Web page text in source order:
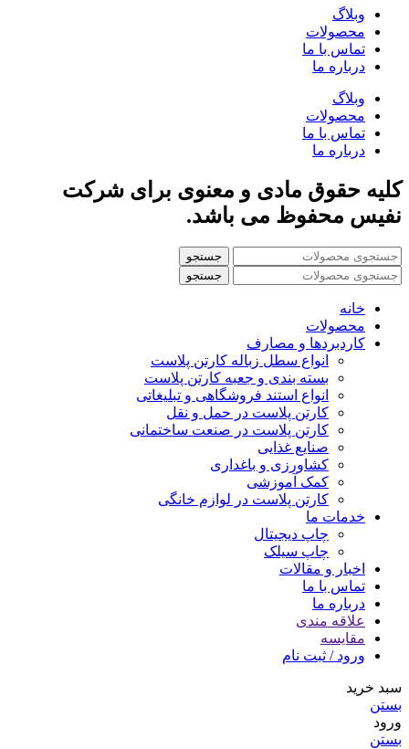
وبلاگ
محصولات
تماس با ما
درباره ما
وبلاگ
محصولات
تماس با ما
درباره ما
کلیه حقوق مادی و معنوی برای شرکت
نفیس محفوظ می باشد.
جستجو
جستجو
خانه
محصولات
کاردبردها و مصارف
انواع سطل زباله کارتن پلاست
بسته بندی و جعبه کارتن پلاست
انواع استند فروشگاهی و تبلیغاتی
کارتن پلاست در حمل و نقل
کارتن پلاست در صنعت ساختمانی
صنایع غذایی
کشاورزی و باغداری
کمک آموزشی
کارتن پلاست در لوازم خانگی
خدمات ما
چاپ دیجیتال
چاپ سیلک
اخبار و مقالات
تماس با ما
درباره ما
علاقه مندی
مقایسه
ورود / ثبت نام
سبد خرید
بستن
ورود
بستن